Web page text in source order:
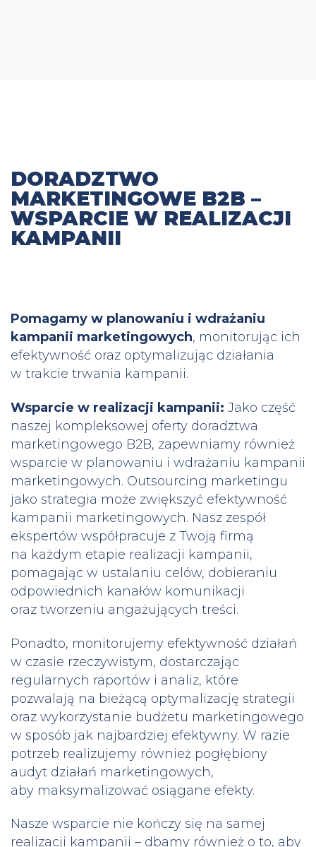
DORADZTWO
MARKETINGOWE B2B –
WSPARCIE W REALIZACJI
KAMPANII
Pomagamy w planowaniu i wdrażaniu
kampanii marketingowych, monitorując ich
efektywność oraz optymalizując działania
w trakcie trwania kampanii.
Wsparcie w realizacji kampanii: Jako część
naszej kompleksowej oferty doradztwa
marketingowego B2B, zapewniamy również
wsparcie w planowaniu i wdrażaniu kampanii
marketingowych. Outsourcing marketingu
jako strategia może zwiększyć efektywność
kampanii marketingowych. Nasz zespół
ekspertów współpracuje z Twoją firmą
na każdym etapie realizacji kampanii,
pomagając w ustalaniu celów, dobieraniu
odpowiednich kanałów komunikacji
oraz tworzeniu angażujących treści.
Ponadto, monitorujemy efektywność działań
w czasie rzeczywistym, dostarczając
regularnych raportów i analiz, które
pozwalają na bieżącą optymalizację strategii
oraz wykorzystanie budżetu marketingowego
w sposób jak najbardziej efektywny. W razie
potrzeb realizujemy również pogłębiony
audyt działań marketingowych,
aby maksymalizować osiągane efekty.
Nasze wsparcie nie kończy się na samej
realizacji kampanii – dbamy również o to, aby